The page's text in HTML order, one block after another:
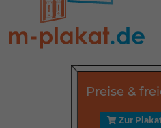
Preise &
Zur